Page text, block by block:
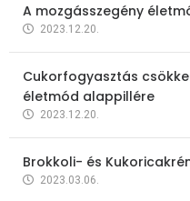
A mozgásszegény
2023.12.20.
Cukorfogyasztás
életmód alappillére
2023.12.20.
Brokkoli- és
2023.03.06.